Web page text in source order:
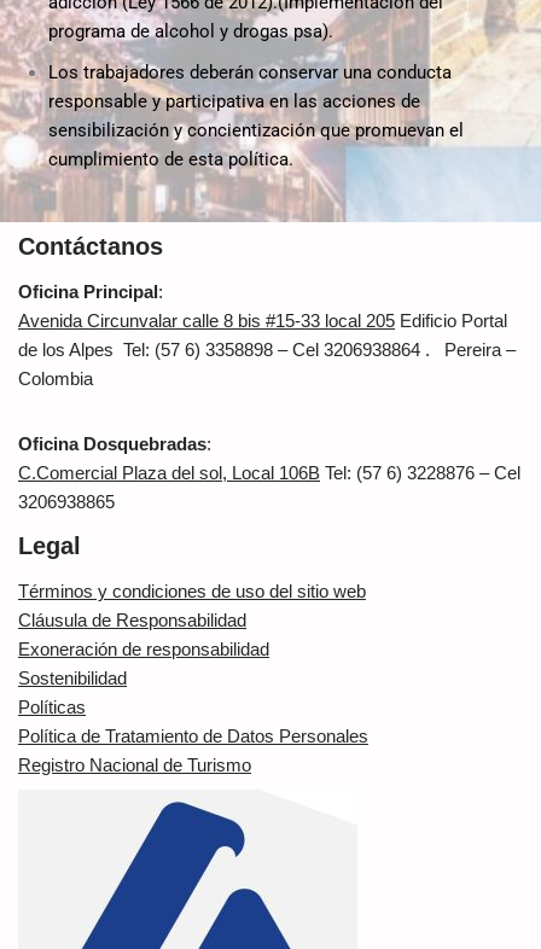
programa de alcohol y drogas psa).
Los trabajadores deberán conservar una conducta
responsable y participativa en las acciones de
sensibilización y concientización que promuevan el
cumplimiento de esta política.
Contáctanos
Oficina Principal:
Avenida Circunvalar calle 8 bis #15-33 local 205 Edificio Portal
de los Alpes Tel: (57 6) 3358898 – Cel 3206938864 . Pereira –
Colombia
Oficina Dosquebradas:
C.Comercial Plaza del sol, Local 106B Tel: (57 6) 3228876 – Cel
3206938865
Legal
Términos y condiciones de uso del sitio web
Cláusula de Responsabilidad
Exoneración de responsabilidad
Sostenibilidad
Políticas
Política de Tratamiento de Datos Personales
Registro Nacional de Turismo